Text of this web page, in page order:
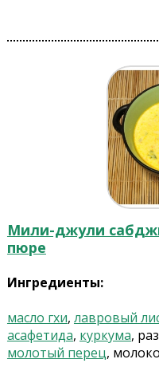
Мили-джули
пюре
Ингредиенты:
масло гхи, лавровый
асафетида, куркума,
молотый перец,